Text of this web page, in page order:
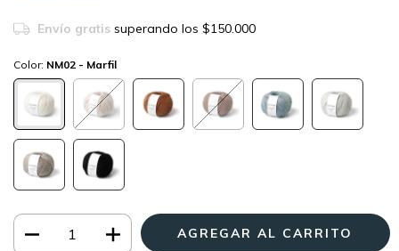
Envío gratis superando los $150.000
Color: NM02 - Marfil